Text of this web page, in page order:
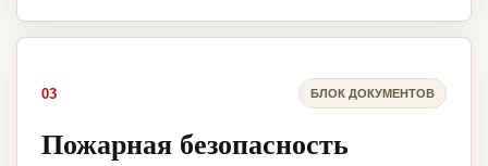
03 БЛОК ДОКУМЕНТОВ
Пожарная безопасность